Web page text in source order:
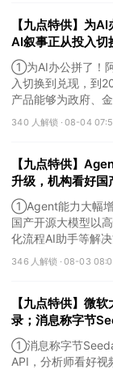
③Palantir涨超29%
全年业绩指引，推
【九点特供】为
AI叙事正从投入
新定义；中国内地
①为AI办公拼了！
入切换到兑现，到
产品能够为政府、
②中国内地量子领
正处于从科研突破
③亚马逊涨4.58%
里程碑的上市公司。
340 人解锁 ·08-04
【九点特供】
升级，机构看好
局；我国新核准8
①Agent能力大幅增
国产开源大模型以
化流程AI助手等解
②项目总投资超
审批节奏延续高位
③电网设备概念股
动”，第二季度业绩
346 人解锁 ·08-03
【九点特供】微
录；消息称字节
放API，分析师看
长的重要抓手
①消息称字节
API，分析师看好